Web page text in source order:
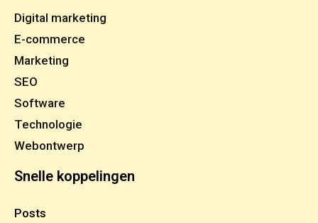
Digital marketing
E-commerce
Marketing
SEO
Software
Technologie
Webontwerp
Snelle koppelingen
Posts